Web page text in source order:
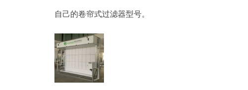
自己的卷帘式过滤器型号。